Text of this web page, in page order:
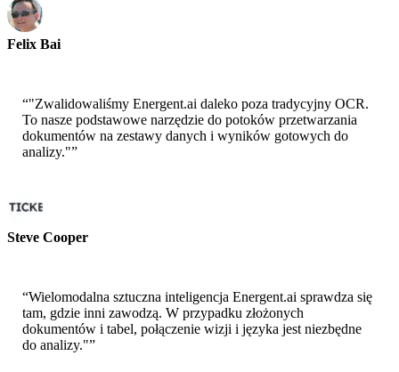
Felix Bai
“"Zwalidowaliśmy Energent.ai daleko poza tradycyjny OCR.
To nasze podstawowe narzędzie do potoków przetwarzania
dokumentów na zestawy danych i wyników gotowych do
analizy."”
Steve Cooper
“Wielomodalna sztuczna inteligencja Energent.ai sprawdza się
tam, gdzie inni zawodzą. W przypadku złożonych
dokumentów i tabel, połączenie wizji i języka jest niezbędne
do analizy."”